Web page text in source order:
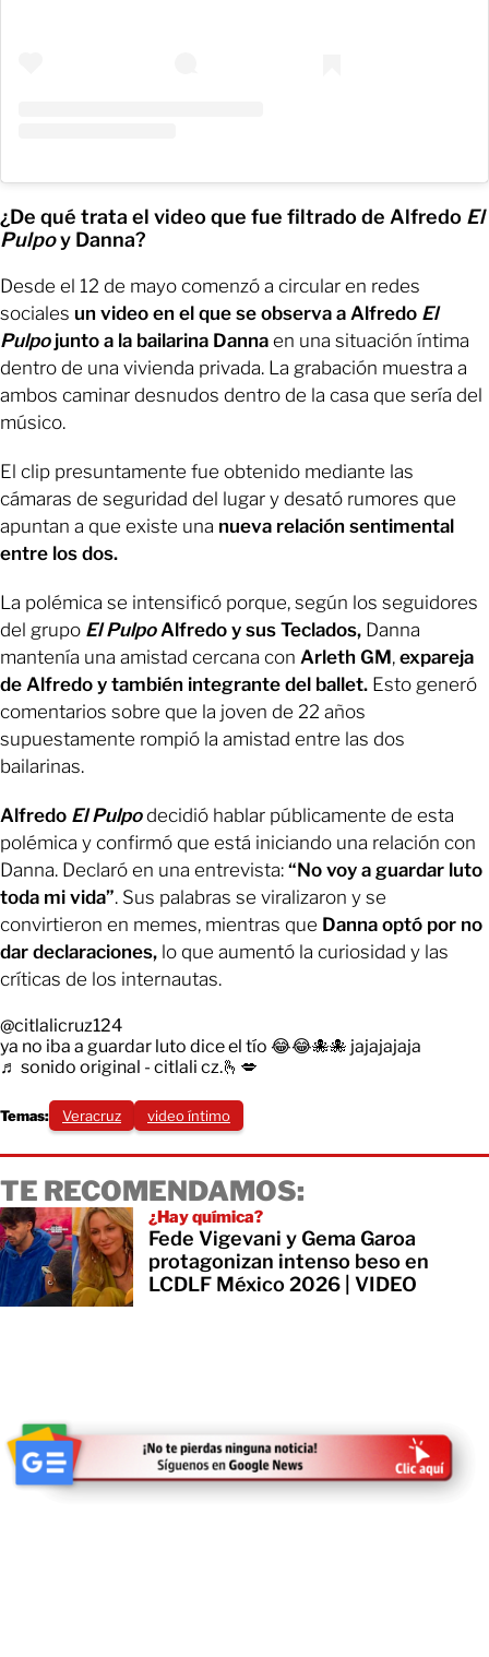
¿De qué trata el video que fue filtrado de Alfredo El
Pulpoy Danna?
Desde el 12 de mayo comenzó a circular en redes
sociales un video en el que se observa a Alfredo El
Pulpojunto a la bailarina Danna en una situación íntima
dentro de una vivienda privada. La grabación muestra a
ambos caminar desnudos dentro de la casa que sería del
músico.
El clip presuntamente fue obtenido mediante las
cámaras de seguridad del lugar y desató rumores que
apuntan a que existe una nueva relación sentimental
entre los dos.
La polémica se intensificó porque, según los seguidores
del grupo El PulpoAlfredo y sus Teclados, Danna
mantenía una amistad cercana con Arleth GM, expareja
de Alfredo y también integrante del ballet. Esto generó
comentarios sobre que la joven de 22 años
supuestamente rompió la amistad entre las dos
bailarinas.
Alfredo El Pulpodecidió hablar públicamente de esta
polémica y confirmó que está iniciando una relación con
Danna. Declaró en una entrevista: “No voy a guardar luto
toda mi vida”. Sus palabras se viralizaron y se
convirtieron en memes, mientras que Danna optó por no
dar declaraciones, lo que aumentó la curiosidad y las
críticas de los internautas.
@citlalicruz124
ya no iba a guardar luto dice el tío 😂😂🐙🐙 jajajajaja
♬ sonido original - citlali cz.🫰💋
Temas: Veracruz video íntimo
TE RECOMENDAMOS:
¿Hay química?
Fede Vigevani y Gema Garoa
protagonizan intenso beso en
LCDLF México 2026 | VIDEO